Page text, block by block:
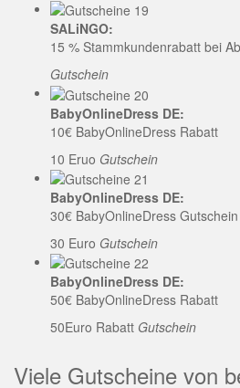
SALiNGO:
15 % Stammkundenrabatt bei
Gutschein
BabyOnlineDress DE:
10€ BabyOnlineDress Rabatt
10 Eruo Gutschein
BabyOnlineDress DE:
30€ BabyOnlineDress Gutschein
30 Euro Gutschein
BabyOnlineDress DE:
50€ BabyOnlineDress Rabatt
50Euro Rabatt Gutschein
Viele Gutscheine von